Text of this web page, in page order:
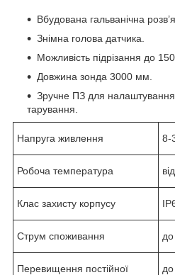
Вбудована гальванічна
Знімна голова датчика.
Можливість підрізання до
Довжина зонда 3000 мм.
Зручне ПЗ для
тарування.
Напруга живлення 8-
Робоча температура
Клас захисту корпусу
Струм споживання
Перевищення постійної